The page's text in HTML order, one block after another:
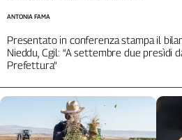
Presentato in conferenza stampa il
Nieddu, Cgil: “A settembre due presìdi
Prefettura”
ANTONIA FAMA